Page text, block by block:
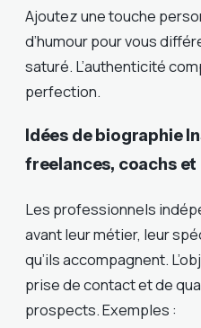
Ajoutez une touche
d’humour pour vous
saturé. L’authenticité
perfection.
Idées de biographie
freelances, coachs
Les professionnels
avant leur métier, leur
qu’ils accompagnent.
prise de contact et de
prospects. Exemples :